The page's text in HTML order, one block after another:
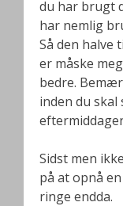
du har brugt
har nemlig
Så den halve
er måske
bedre.
inden du skal
Sidst men
på at opnå
ringe endda.